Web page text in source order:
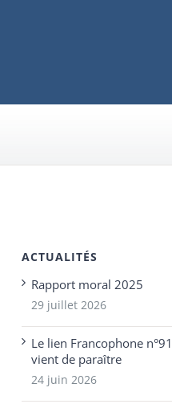
ACTUALITÉS
Rapport moral 2025
29 juillet 2026
Le lien Francophone n°91
vient de paraître
24 juin 2026